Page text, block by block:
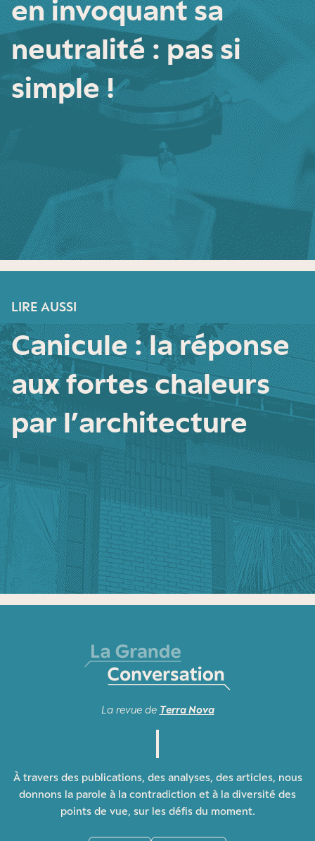
en invoquant sa
neutralité : pas si
simple !
LIRE AUSSI
Canicule : la réponse
aux fortes chaleurs
par l’architecture
La revue de Terra Nova
À travers des publications, des analyses, des articles, nous
donnons la parole à la contradiction et à la diversité des
points de vue, sur les défis du moment.